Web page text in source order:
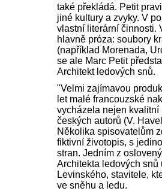
také překládá. Petit
jiné kultury a zvyky. V
vlastní literární činnosti.
hlavně próza: soubory
(například Morenada,
se ale Marc Petit
Architekt ledových snů.
"Velmi zajímavou
let malé francouzské
vycházela nejen kvalitní
českých autorů (V.
Několika spisovatelům
fiktivní životopis, s
stran. Jedním z
Architekta ledových snů
Levinského, stavitele,
ve sněhu a ledu.